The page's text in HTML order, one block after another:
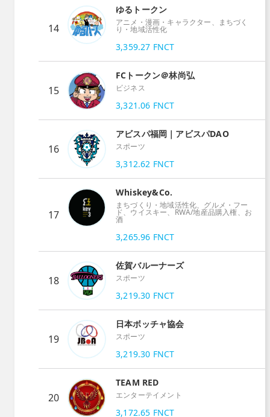
14
ゆるトークン
アニメ・漫画・キャラクター、まちづく
り・地域活性化
3,359.27 FNCT
15
FCトークン＠林尚弘
ビジネス
3,321.06 FNCT
16
アビスパ福岡｜アビスパDAO
スポーツ
3,312.62 FNCT
17
Whiskey&Co.
まちづくり・地域活性化、グルメ・フー
ド、ウイスキー、RWA/地産品購入権、お
酒
3,265.96 FNCT
18
佐賀バルーナーズ
スポーツ
3,219.30 FNCT
19
日本ボッチャ協会
スポーツ
3,219.30 FNCT
20
TEAM RED
エンターテイメント
3,172.65 FNCT